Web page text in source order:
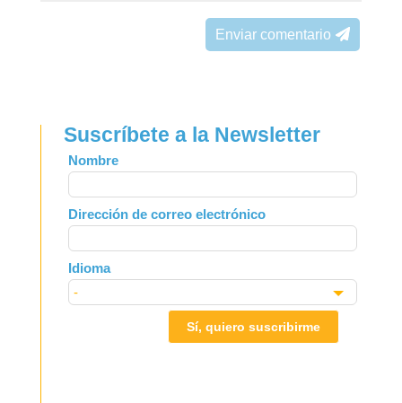
Enviar comentario
Suscríbete a la Newsletter
Leave
this
field
blank
Nombre
Dirección de correo electrónico
Idioma
Sí, quiero suscribirme